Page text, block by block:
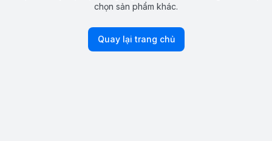
chọn sản phẩm khác.
Quay lại trang chủ